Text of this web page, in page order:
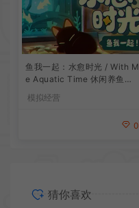
鱼我一起：水愈时光 / With M
e Aquatic Time 休闲养鱼游
戏
模拟经营
0
猜你喜欢